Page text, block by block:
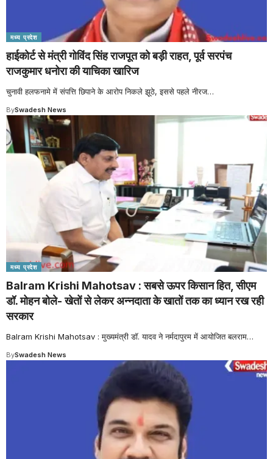
मध्य प्रदेश
हाईकोर्ट से मंत्री गोविंद सिंह राजपूत को बड़ी राहत, पूर्व सरपंच
राजकुमार धनोरा की याचिका खारिज
चुनावी हलफनामे में संपत्ति छिपाने के आरोप निकले झूठे, इससे पहले नीरज…
BySwadesh News
मध्य प्रदेश
Balram Krishi Mahotsav : सबसे ऊपर किसान हित, सीएम
डॉ. मोहन बोले- खेतों से लेकर अन्नदाता के खातों तक का ध्यान रख रही
सरकार
Balram Krishi Mahotsav : मुख्यमंत्री डॉ. यादव ने नर्मदापुरम में आयोजित बलराम…
BySwadesh News